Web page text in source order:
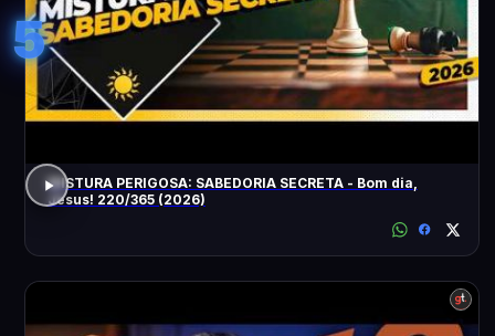
5
MISTURA PERIGOSA: SABEDORIA SECRETA - Bom dia,
Jesus! 220/365 (2026)